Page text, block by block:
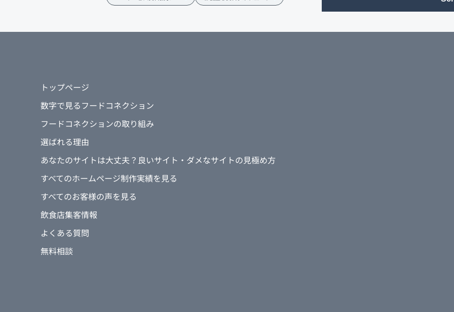
③フードコネクションの提案を聞いてみた時の率直な感想
して頂き、ご提案頂けたので安心出来たと同時に期待もど
うですが、どんなページができるのか楽しみになった。
④数あるWEB会社の中でフードコネクションを選んだ理由
営業ご担当者、制作ご担当者さまの熱心さ、誠実さが心に
響き選らばせて頂きました。
⑤ホームページ作った当初の目的
客単価向上、客数向上、マーケットの拡大
⑥制作中のフードコネクションの仕事で感じたことは？
営業担当の方やディレクターの方、カメラマンの方とも丁
寧にご対応いただけました。
⑦制作後、一番変わったこと
トップページ
数字で見るフードコネクション
フードコネクションの取り組み
選ばれる理由
あなたのサイトは大丈夫？良いサイト・ダメなサイトの見極め方
すべてのホームページ制作実績を見る
すべてのお客様の声を見る
飲食店集客情報
よくある質問
無料相談